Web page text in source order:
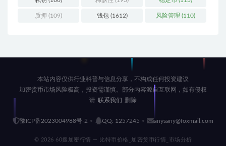
质押 (109) 钱包(1612) 风险管理 (110)
本站内容仅供行业科普与信息分享，不构成任何投资建议
加密货币市场风险极高，投资需谨慎。部分内容源自互联网，如有侵权
请 联系我们 删除
豫ICP备2023004988号-2 QQ: 1257245 anysany@foxmail.com
© 2026 60搜加密行情 — 比特币价格_加密货币行情_市场分析